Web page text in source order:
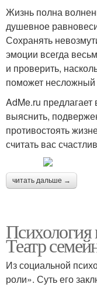
Жизнь полна
душевное
Сохранять
эмоции всегда
и проверить,
поможет несложный
AdMe.ru
выяснить,
противостоять
считать вас
читать дальше →
Театр
Из социальной
роли». Суть его